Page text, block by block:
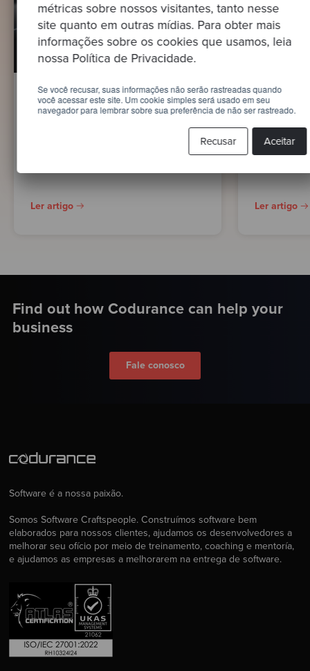
métricas sobre nossos visitantes, tanto nesse
site quanto em outras mídias. Para obter mais
informações sobre os cookies que usamos, leia
nossa Política de Privacidade.
Se você recusar, suas informações não serão rastreadas quando
você acessar este site. Um cookie simples será usado em seu
navegador para lembrar sobre sua preferência de não ser rastreado.
Aceitar
Recusar
ARTIGO
Criando um caso de
Ler artigo
ARTIGO
Como
Ler artigo
Find out how Codurance can help your
business
Fale conosco
Software é a nossa paixão.
Somos Software Craftspeople. Construímos software bem
elaborados para nossos clientes, ajudamos os desenvolvedores a
melhorar seu ofício por meio de treinamento, coaching e mentoría,
e ajudamos as empresas a melhorarem na entrega de software.